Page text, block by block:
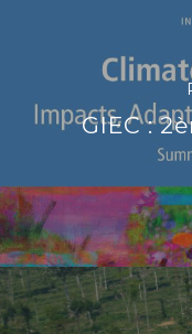
GIEC :